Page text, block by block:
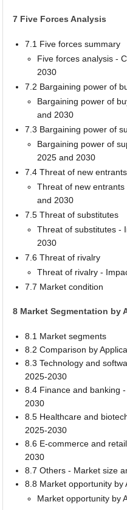
7 Five Forces Analysis
7.1 Five forces summary
Five forces analysis -
2030
7.2 Bargaining power of
Bargaining power of
and 2030
7.3 Bargaining power of
Bargaining power of
2025 and 2030
7.4 Threat of new entrants
Threat of new
and 2030
7.5 Threat of substitutes
Threat of substitutes -
2030
7.6 Threat of rivalry
Threat of rivalry -
7.7 Market condition
8 Market Segmentation by
8.1 Market segments
8.2 Comparison by
8.3 Technology and
2025-2030
8.4 Finance and banking
2030
8.5 Healthcare and
2025-2030
8.6 E-commerce and
2030
8.7 Others - Market size
8.8 Market opportunity by
Market opportunity by